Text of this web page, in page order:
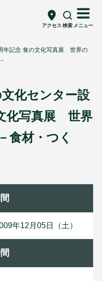
アクセス 検索 メニュー
年記念 食の文化写真展 世界の
化センター設
化写真展 世界
食材・つく
年12月05日（土）